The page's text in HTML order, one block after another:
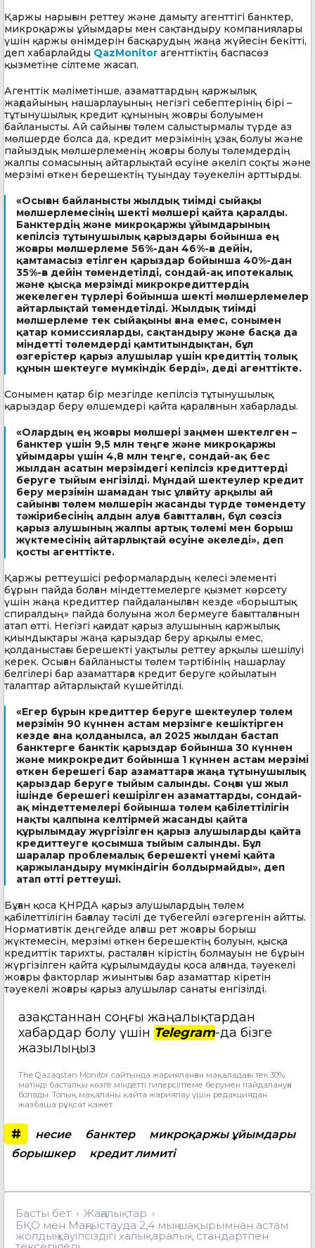
Қаржы нарығын реттеу және дамыту агенттігі банктер,
микроқаржы ұйымдары мен сақтандыру компаниялары
үшін қаржы өнімдерін басқарудың жаңа жүйесін бекітті,
деп хабарлайды QazMonitor агенттіктің баспасөз
қызметіне сілтеме жасап.
Агенттік мәліметінше, азаматтардың қаржылық
жағдайының нашарлауының негізгі себептерінің бірі –
тұтынушылық кредит құнының жоғары болуымен
байланысты. Ай сайынғы төлем салыстырмалы түрде аз
мөлшерде болса да, кредит мерзімінің ұзақ болуы және
пайыздық мөлшерлеменің жоғары болуы төлемдердің
жалпы сомасының айтарлықтай өсуіне әкеліп соқты және
мерзімі өткен берешектің туындау тәуекелін арттырды.
«Осыған байланысты жылдық тиімді сыйақы
мөлшерлемесінің шекті мөлшері қайта қаралды.
Банктердің және микроқаржы ұйымдарының
кепілсіз тұтынушылық қарыздары бойынша ең
жоғары мөлшерлеме 56%-дан 46%-ға дейін,
қамтамасыз етілген қарыздар бойынша 40%-дан
35%-ға дейін төмендетілді, сондай-ақ ипотекалық
және қысқа мерзімді микрокредиттердің
жекелеген түрлері бойынша шекті мөлшерлемелер
айтарлықтай төмендетілді. Жылдық тиімді
мөлшерлеме тек сыйақыны ғана емес, сонымен
қатар комиссияларды, сақтандыру және басқа да
міндетті төлемдерді қамтитындықтан, бұл
өзгерістер қарыз алушылар үшін кредиттің толық
құнын шектеуге мүмкіндік берді», деді агенттікте.
Сонымен қатар бір мезгілде кепілсіз тұтынушылық
қарыздар беру өлшемдері қайта қаралғанын хабарлады.
«Олардың ең жоғары мөлшері заңмен шектелген –
банктер үшін 9,5 млн теңге және микроқаржы
ұйымдары үшін 4,8 млн теңге, сондай-ақ бес
жылдан асатын мерзімдегі кепілсіз кредиттерді
беруге тыйым енгізілді. Мұндай шектеулер кредит
беру мерзімін шамадан тыс ұлғайту арқылы ай
сайынғы төлем мөлшерін жасанды түрде төмендету
тәжірибесінің алдын алуға бағытталған, бұл сөзсіз
қарыз алушының жалпы артық төлемі мен борыш
жүктемесінің айтарлықтай өсуіне әкеледі», деп
қосты агенттікте.
Қаржы реттеушісі реформалардың келесі элементі
бұрын пайда болған міндеттемелерге қызмет көрсету
үшін жаңа кредиттер пайдаланылған кезде «борыштық
спиралдың» пайда болуына жол бермеуге бағытталғанын
атап өтті. Негізгі қағидат қарыз алушының қаржылық
қиындықтары жаңа қарыздар беру арқылы емес,
қолданыстағы берешекті уақтылы реттеу арқылы шешілуі
керек. Осыған байланысты төлем тәртібінің нашарлау
белгілері бар азаматтарға кредит беруге қойылатын
талаптар айтарлықтай күшейтілді.
«Егер бұрын кредиттер беруге шектеулер төлем
мерзімін 90 күннен астам мерзімге кешіктірген
кезде ғана қолданылса, ал 2025 жылдан бастап
банктерге банктік қарыздар бойынша 30 күннен
және микрокредит бойынша 1 күннен астам мерзімі
өткен берешегі бар азаматтарға жаңа тұтынушылық
қарыздар беруге тыйым салынды. Соңғы үш жыл
ішінде берешегі кешірілген азаматтарды, сондай-
ақ міндеттемелері бойынша төлем қабілеттілігін
нақты қалпына келтірмей жасанды қайта
құрылымдау жүргізілген қарыз алушыларды қайта
кредиттеуге қосымша тыйым салынды. Бұл
шаралар проблемалық берешекті үнемі қайта
қаржыландыру мүмкіндігін болдырмайды», деп
атап өтті реттеуші.
Бұған қоса ҚНРДА қарыз алушылардың төлем
қабілеттілігін бағалау тәсілі де түбегейлі өзгергенін айтты.
Нормативтік деңгейде алғаш рет жоғары борыш
жүктемесін, мерзімі өткен берешектің болуын, қысқа
кредиттік тарихты, расталған кірістің болмауын не бұрын
жүргізілген қайта құрылымдауды қоса алғанда, тәуекелі
жоғары факторлар жиынтығы бар азаматтар кіретін
тәуекелі жоғары қарыз алушылар санаты енгізілді.
Қазақстаннан соңғы жаңалықтардан
хабардар болу үшін Telegram-да бізге
жазылыңыз
The Qazaqstan Monitor сайтында жарияланған мақаладағы тек 30%
мәтінді бастапқы көзге міндетті гиперсілтеме берумен пайдалануға
болады. Толық мақаланы қайта жариялау үшін редакциядан
жазбаша рұқсат қажет.
# несие банктер
микроқаржы ұйымдары
борышкер
кредит лимиті
Басты бет
Жаңалықтар
БҚО мен Маңғыстауда 2,4 мың шақырымнан астам
жолдың қауіпсіздігі халықаралық стандартпен